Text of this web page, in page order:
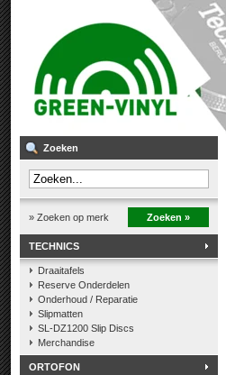
Zoeken
» Zoeken op merk Zoeken »
TECHNICS
Draaitafels
Reserve Onderdelen
Onderhoud / Reparatie
Slipmatten
SL-DZ1200 Slip Discs
Merchandise
ORTOFON